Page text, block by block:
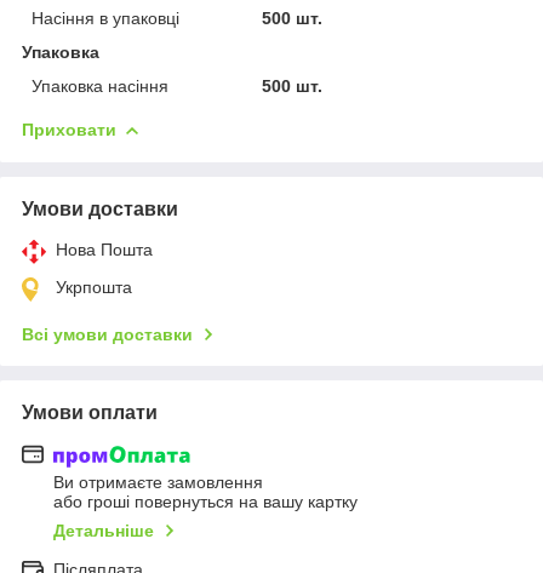
Насіння в упаковці
500 шт.
Упаковка
Упаковка насіння
500 шт.
Приховати
Умови доставки
Нова Пошта
Укрпошта
Всі умови доставки
Умови оплати
Ви отримаєте замовлення
або гроші повернуться на вашу картку
Детальніше